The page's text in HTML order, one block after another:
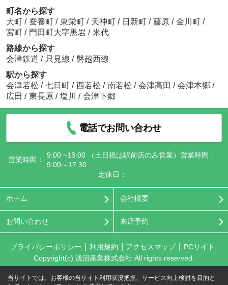
町名から探す
大町 / 蚕養町 / 東栄町 / 天神町 / 日新町 / 藤原 / 金川町 /
宮町 / 門田町大字黒岩 / 米代
路線から探す
会津鉄道 / 只見線 / 磐越西線
駅から探す
会津若松 / 七日町 / 西若松 / 南若松 / 会津高田 / 会津本郷 /
広田 / 東長原 / 塩川 / 会津下郷
電話でお問い合わせ
営業時間：
9:00 ~18:00 （土日祝は駅前店のみ営業）営業時間
9:00～17:30
定休日：
ホーム 会社概要
お問い合わせ 来店予約
プライバシーポリシー 利用規約 アクセスマップ
PCサイト
Copyright(c) 浅沼産業株式会社 All rights reserved.
当サイトでは、お客様の当サイト利用状況把握、サービス向上検討を目的と